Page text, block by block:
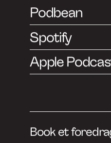
Lyt til afsnittet
Podbean
Spotify